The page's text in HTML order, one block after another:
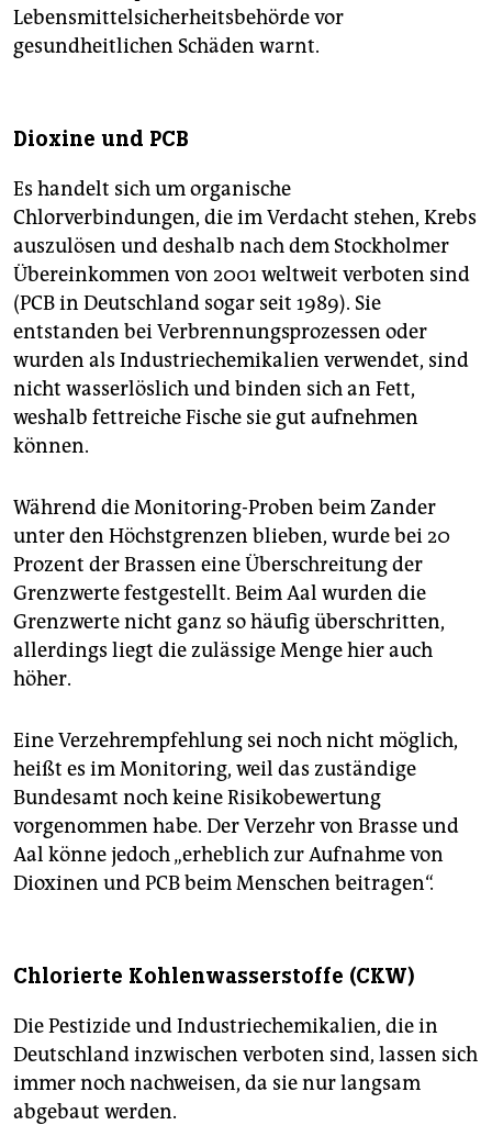
Lebensmittelsicherheitsbehörde vor
gesundheitlichen Schäden warnt.
Dioxine und PCB
Es handelt sich um organische
Chlorverbindungen, die im Verdacht stehen, Krebs
auszulösen und deshalb nach dem Stockholmer
Übereinkommen von 2001 weltweit verboten sind
(PCB in Deutschland sogar seit 1989). Sie
entstanden bei Verbrennungsprozessen oder
wurden als Industriechemikalien verwendet, sind
nicht wasserlöslich und binden sich an Fett,
weshalb fettreiche Fische sie gut aufnehmen
können.
Während die Monitoring-Proben beim Zander
unter den Höchstgrenzen blieben, wurde bei 20
Prozent der Brassen eine Überschreitung der
Grenzwerte festgestellt. Beim Aal wurden die
Grenzwerte nicht ganz so häufig überschritten,
allerdings liegt die zulässige Menge hier auch
höher.
Eine Verzehrempfehlung sei noch nicht möglich,
heißt es im Monitoring, weil das zuständige
Bundesamt noch keine Risikobewertung
vorgenommen habe. Der Verzehr von Brasse und
Aal könne jedoch „erheblich zur Aufnahme von
Dioxinen und PCB beim Menschen beitragen“.
Chlorierte Kohlenwasserstoffe (CKW)
Die Pestizide und Industriechemikalien, die in
Deutschland inzwischen verboten sind, lassen sich
immer noch nachweisen, da sie nur langsam
abgebaut werden.